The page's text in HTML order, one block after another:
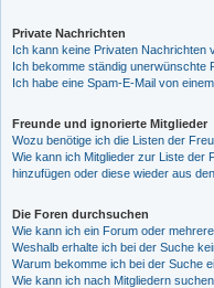
Private Nachrichten
Ich kann keine Privaten Nachrichten
Ich bekomme ständig unerwünschte
Ich habe eine Spam-E-Mail von
Freunde und ignorierte Mitglieder
Wozu benötige ich die Listen der
Wie kann ich Mitglieder zur Liste der
hinzufügen oder diese wieder aus
Die Foren durchsuchen
Wie kann ich ein Forum oder
Weshalb erhalte ich bei der Suche
Warum bekomme ich bei der Suche
Wie kann ich nach Mitgliedern